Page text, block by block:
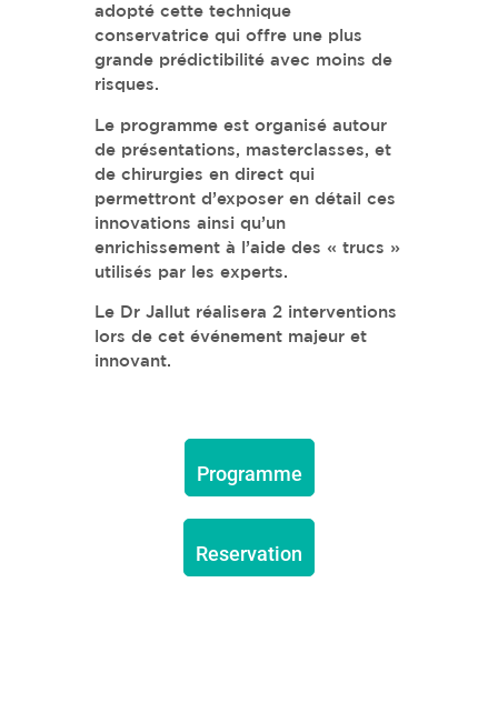
adopté cette technique
conservatrice qui offre une plus
grande prédictibilité avec moins de
risques.
Le programme est organisé autour
de présentations, masterclasses, et
de chirurgies en direct qui
permettront d’exposer en détail ces
innovations ainsi qu’un
enrichissement à l’aide des « trucs »
utilisés par les experts.
Le Dr Jallut réalisera 2 interventions
lors de cet événement majeur et
innovant.
Programme
Reservation